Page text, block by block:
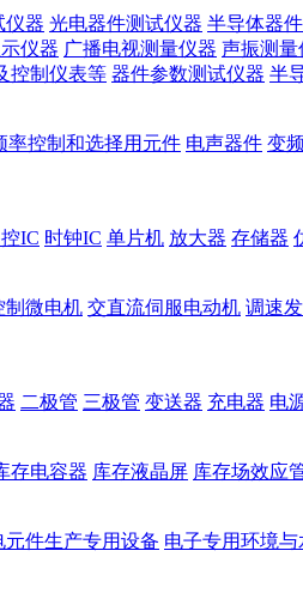
仪器 光电器件测试仪器 半导体器
仪器 广播电视测量仪器 声振测量
控制仪表等 器件参数测试仪器 半
率控制和选择用元件 电声器件 变
IC 时钟IC 单片机 放大器 存储器
制微电机 交直流伺服电动机 调速
二极管 三极管 变送器 充电器 电
存电容器 库存液晶屏 库存场效应
元件生产专用设备 电子专用环境